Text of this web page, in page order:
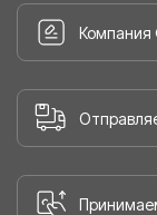
Компания